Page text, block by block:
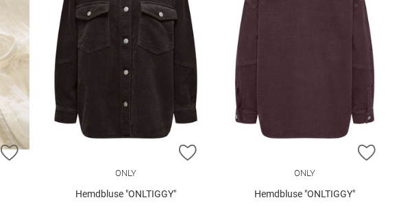
ZUR WUNSCHLISTE HINZUFÜGEN
ONLY
Hemdbluse "ONLTIGGY"
ZUR
ONLY
Hemdbluse "ONLTIGGY"